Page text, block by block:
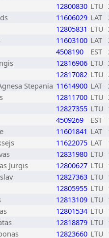
12800830 LTU
11606029 LAT
12805831 LTU
11603100 LAT
4508190 EST
12816906 LTU
12817082 LTU
Stepania 11614900 LAT
12811700 LTU
12827355 LTU
4509269 EST
11601841 LAT
11622075 LAT
12831980 LTU
Jurgis 12800627 LTU
12827363 LTU
12805955 LTU
12813109 LTU
12801534 LTU
12818879 LTU
12823660 LTU